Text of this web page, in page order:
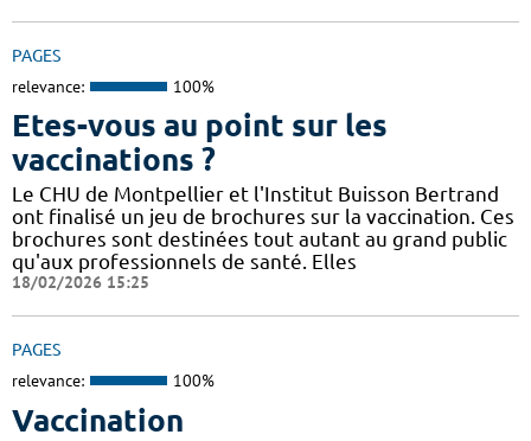
PAGES
relevance: 100%
Etes-vous au point sur les
vaccinations ?
Le CHU de Montpellier et l'Institut Buisson Bertrand
ont finalisé un jeu de brochures sur la vaccination. Ces
brochures sont destinées tout autant au grand public
qu'aux professionnels de santé. Elles
18/02/2026 15:25
PAGES
relevance: 100%
Vaccination